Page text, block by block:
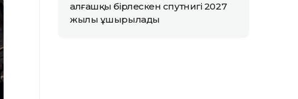
алғашқы бірлескен спутнигі 2027
жылы ұшырылады